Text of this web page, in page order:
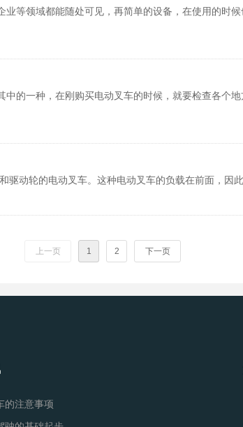
等领域都能随处可见，再简单的设备，在使用的时
的一种，在刚购买电动叉车的时候，就要检查各个
动轮的电动叉车。这种电动叉车的负载在前面，因此
上一页 1 2 下一页
的注意事项